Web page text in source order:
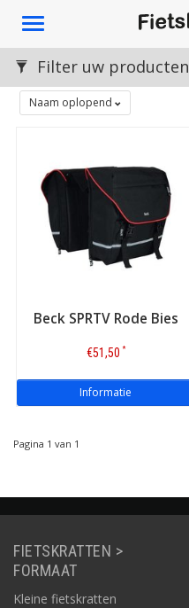
Toggle
Filter uw producten
Naam oplopend
Beck SPRTV Rode Bies
€51,50 *
Informatie
Pagina 1 van 1
FIETSKRATTEN >
FORMAAT
Kleine fietskratten